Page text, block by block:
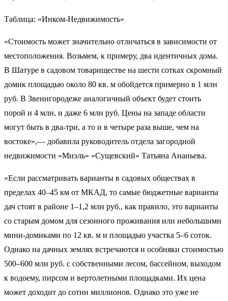
Таблица: «Инком-Недвижимость»
«Стоимость может значительно отличаться в зависимости от
местоположения. Возьмем, к примеру, два идентичных дома.
В Шатуре в садовом товариществе на шести сотках скромный
домик площадью около 80 кв. м обойдется примерно в 1 млн
руб. В Звенигородеже аналогичный объект будет стоить
порой и 4 млн, и даже 6 млн руб. Цены на западе области
могут быть в два-три, а то и в четыре раза выше, чем на
востоке»,— добавила руководитель отдела загородной
недвижимости «Миэль» «Сущевский» Татьяна Ананьева.
«Если рассматривать варианты в садовых обществах в
пределах 40–45 км от МКАД, то самые бюджетные варианты
дач стоят в районе 1–1,2 млн руб., как правило, это варианты
со старым домом для сезонного проживания или небольшими
мини-домиками по 12 кв. м и площадью участка 5–6 соток.
Однако на дачных землях встречаются и особняки стоимостью
500–600 млн руб. с собственными лесом, бассейном, выходом
к водоему, пирсом и вертолетными площадками. Их цена
может доходит до сотни миллионов. Однако это уже не